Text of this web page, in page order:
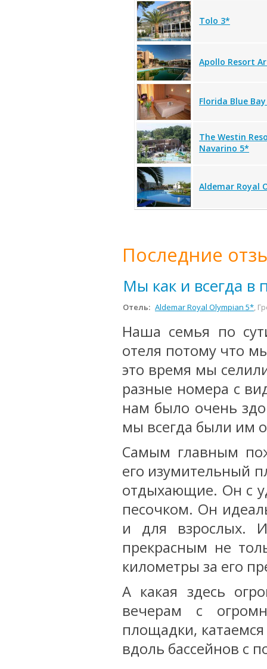
Tolo 3*
Apollo Resort
Florida Blue
The Westin
Navarino 5*
Aldemar Royal
Последние
Мы как и всегда в
Отель: Aldemar Royal Olympian 5*,
Наша семья по
отеля потому что
это время мы
разные номера с
нам было очень
мы всегда были им
Самым главным
его изумительный
отдыхающие. Он с
песочком. Он
и для взрослых.
прекрасным не
километры за его
А какая здесь
вечерам с
площадки,
вдоль бассейнов с